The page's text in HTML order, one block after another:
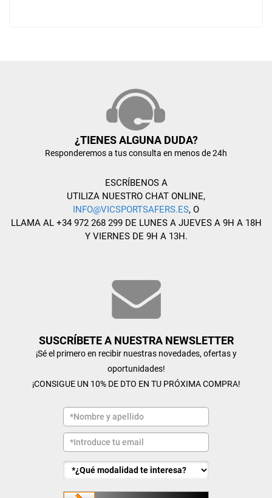
¿TIENES ALGUNA DUDA?
Responderemos a tus consulta en menos de 24h
ESCRÍBENOS A
UTILIZA NUESTRO CHAT ONLINE,
INFO@VICSPORTSAFERS.ES, O
LLAMA AL +34 972 268 299 DE LUNES A JUEVES A 9H A 18H
Y VIERNES DE 9H A 13H.
SUSCRÍBETE A NUESTRA NEWSLETTER
¡Sé el primero en recibir nuestras novedades, ofertas y
oportunidades!
¡CONSIGUE UN 10% DE DTO EN TU PRÓXIMA COMPRA!